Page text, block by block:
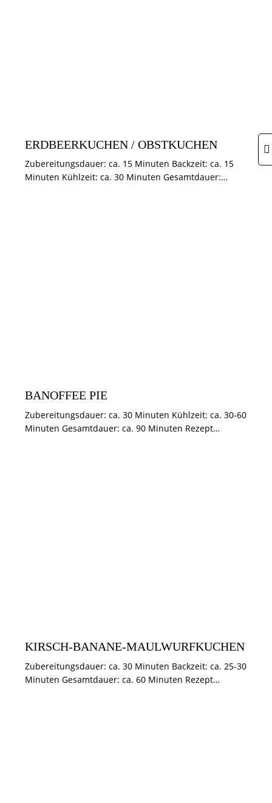
ERDBEERKUCHEN / OBSTKUCHEN
Zubereitungsdauer: ca. 15 Minuten Backzeit: ca. 15
Minuten Kühlzeit: ca. 30 Minuten Gesamtdauer:…
BANOFFEE PIE
Zubereitungsdauer: ca. 30 Minuten Kühlzeit: ca. 30-60
Minuten Gesamtdauer: ca. 90 Minuten Rezept…
KIRSCH-BANANE-MAULWURFKUCHEN
Zubereitungsdauer: ca. 30 Minuten Backzeit: ca. 25-30
Minuten Gesamtdauer: ca. 60 Minuten Rezept…